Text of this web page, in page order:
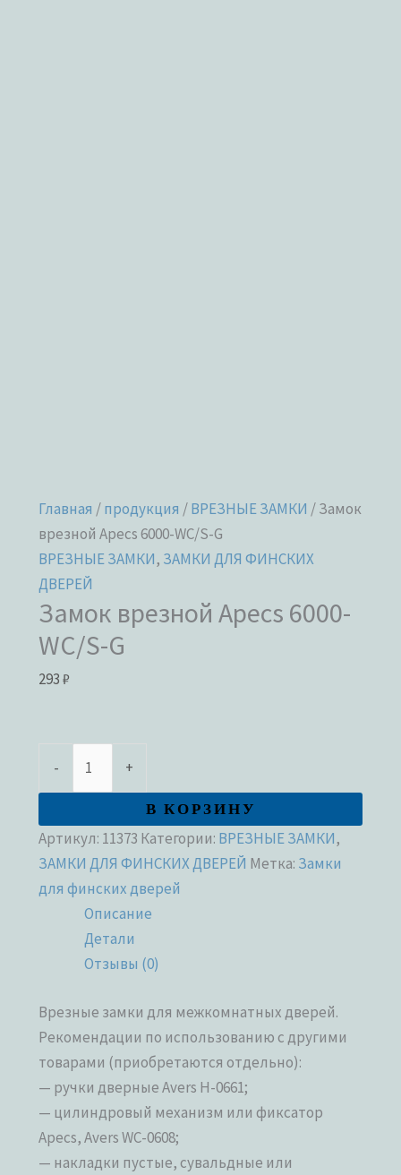
Главная /продукция /ВРЕЗНЫЕ ЗАМКИ / Замок
врезной Apecs 6000-WC/S-G
ВРЕЗНЫЕ ЗАМКИ, ЗАМКИ ДЛЯ ФИНСКИХ
ДВЕРЕЙ
Замок врезной Apecs 6000-
WC/S-G
293₽
- +
В КОРЗИНУ
Артикул: 11373 Категории: ВРЕЗНЫЕ ЗАМКИ,
ЗАМКИ ДЛЯ ФИНСКИХ ДВЕРЕЙ Метка: Замки
для финских дверей
Описание
Детали
Отзывы (0)
Врезные замки для межкомнатных дверей.
Рекомендации по использованию с другими
товарами (приобретаются отдельно):
— ручки дверные Avers H-0661;
— цилиндровый механизм или фиксатор
Apecs, Avers WC-0608;
— накладки пустые, сувальдные или